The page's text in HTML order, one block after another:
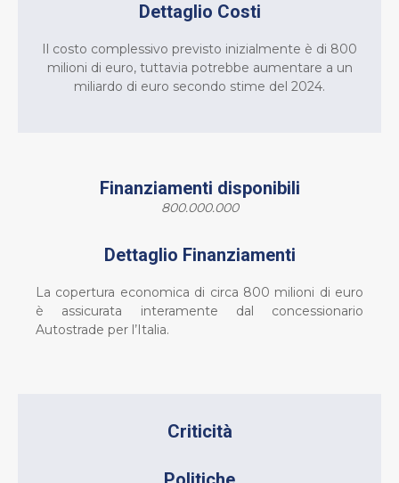
Dettaglio Costi
Il costo complessivo previsto inizialmente è di 800
milioni di euro, tuttavia potrebbe aumentare a un
miliardo di euro secondo stime del 2024.
Finanziamenti disponibili
800.000.000
Dettaglio Finanziamenti
La copertura economica di circa 800 milioni di euro
è assicurata interamente dal concessionario
Autostrade per l’Italia.
Criticità